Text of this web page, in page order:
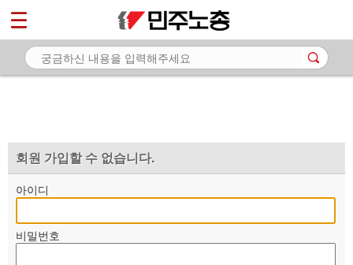
회원 가입할 수 없습니다.
아이디
비밀번호
마이페이지
소개
자료
부설기관